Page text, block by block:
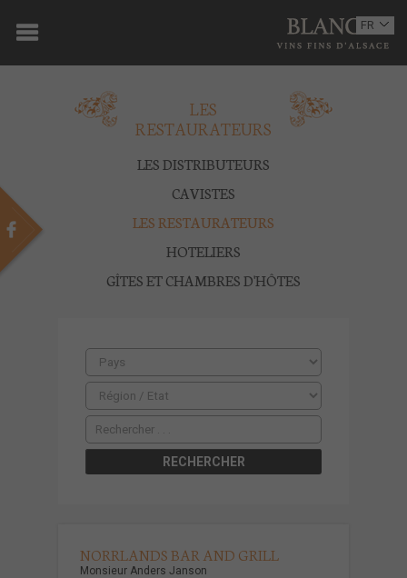
DOMAINE
OENOTOURISME
BOUTIQUE
PRESSE
CONTACT
FR
EN
LES
RESTAURATEURS
LES DISTRIBUTEURS
CAVISTES
LES RESTAURATEURS
HOTELIERS
GÎTES ET CHAMBRES D'HÔTES
NORRLANDS BAR AND GRILL
Monsieur Anders Janson